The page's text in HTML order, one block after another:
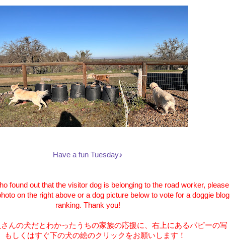
Have a fun Tuesday♪
found out that the visitor dog is belonging to the road worker, please
on the right above or a dog picture below to vote for a doggie blog
ranking. Thank you!
んの犬だとわかったうちの家族の応援に、右上にあるパピーの写
もしくはすぐ下の犬の絵のクリックをお願いします！